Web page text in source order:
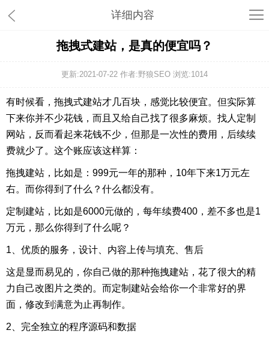
详细内容
拖拽式建站，是真的便宜吗？
更新:2021-07-22 作者:野狼SEO 浏览:1014
有时候看，拖拽式建站才几百块，感觉比较便宜。但实际算
下来你并不少花钱，而且又给自己找了很多麻烦。找人定制
网站，反而看起来花钱不少，但那是一次性的费用，后续续
费就少了。这个账应该这样算：
拖拽建站，比如是：999元一年的那种，10年下来1万元左
右。而你得到了什么？什么都没有。
定制建站，比如是6000元做的，每年续费400，差不多也是1
万元，那么你得到了什么呢？
1、优质的服务，设计、内容上传与填充、售后
这是显而易见的，你自己做的那种拖拽建站，花了很大的精
力自己改图片之类的。而定制建站会给你一个非常好的界
面，修改到满意为止再制作。
2、完全独立的程序源码和数据